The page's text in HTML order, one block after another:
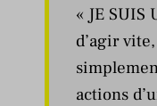
« JE SUIS
d’agir
actions